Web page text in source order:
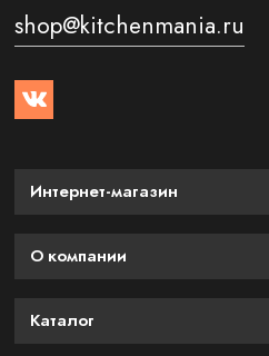
shop@kitchenmania.ru
Интернет-магазин
О компании
Каталог